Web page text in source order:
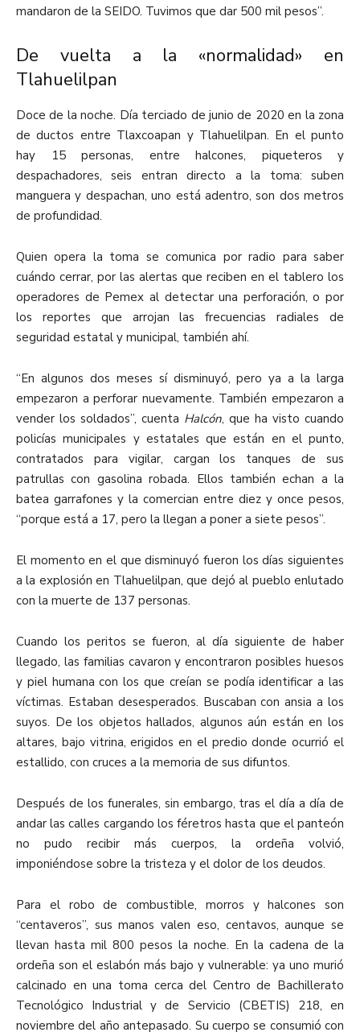
mandaron de la SEIDO. Tuvimos que dar 500 mil pesos”.
De vuelta a la «normalidad» en
Tlahuelilpan
Doce de la noche. Día terciado de junio de 2020 en la zona
de ductos entre Tlaxcoapan y Tlahuelilpan. En el punto
hay 15 personas, entre halcones, piqueteros y
despachadores, seis entran directo a la toma: suben
manguera y despachan, uno está adentro, son dos metros
de profundidad.
Quien opera la toma se comunica por radio para saber
cuándo cerrar, por las alertas que reciben en el tablero los
operadores de Pemex al detectar una perforación, o por
los reportes que arrojan las frecuencias radiales de
seguridad estatal y municipal, también ahí.
“En algunos dos meses sí disminuyó, pero ya a la larga
empezaron a perforar nuevamente. También empezaron a
vender los soldados”, cuenta Halcón, que ha visto cuando
policías municipales y estatales que están en el punto,
contratados para vigilar, cargan los tanques de sus
patrullas con gasolina robada. Ellos también echan a la
batea garrafones y la comercian entre diez y once pesos,
“porque está a 17, pero la llegan a poner a siete pesos”.
El momento en el que disminuyó fueron los días siguientes
a la explosión en Tlahuelilpan, que dejó al pueblo enlutado
con la muerte de 137 personas.
Cuando los peritos se fueron, al día siguiente de haber
llegado, las familias cavaron y encontraron posibles huesos
y piel humana con los que creían se podía identificar a las
víctimas. Estaban desesperados. Buscaban con ansia a los
suyos. De los objetos hallados, algunos aún están en los
altares, bajo vitrina, erigidos en el predio donde ocurrió el
estallido, con cruces a la memoria de sus difuntos.
Después de los funerales, sin embargo, tras el día a día de
andar las calles cargando los féretros hasta que el panteón
no pudo recibir más cuerpos, la ordeña volvió,
imponiéndose sobre la tristeza y el dolor de los deudos.
Para el robo de combustible, morros y halcones son
“centaveros”, sus manos valen eso, centavos, aunque se
llevan hasta mil 800 pesos la noche. En la cadena de la
ordeña son el eslabón más bajo y vulnerable: ya uno murió
calcinado en una toma cerca del Centro de Bachillerato
Tecnológico Industrial y de Servicio (CBETIS) 218, en
noviembre del año antepasado. Su cuerpo se consumió con